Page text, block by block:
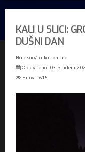
KALI U SLICI:
DUŠNI DAN
Napisao/la kalionline
Objavljeno: 03 Studeni
Hitovi: 615